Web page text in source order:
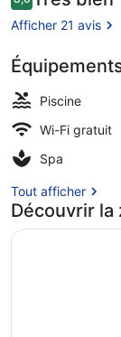
voyageurs
8,0 sur 10
Afficher 21 avis
Piscine
Wi-Fi gratuit
Spa
Tout afficher
Découvrir la